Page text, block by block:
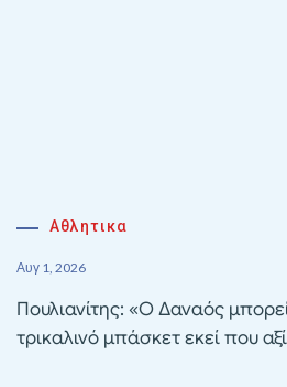
Αθλητικα
Αυγ 1, 2026
Πουλιανίτης: «Ο Δαναός
τρικαλινό μπάσκετ εκεί που